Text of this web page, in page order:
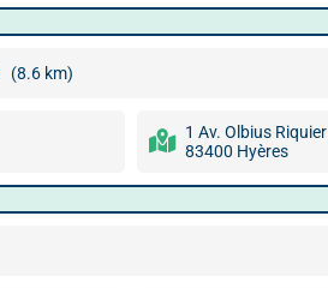
(8.6 km)
1 Av. Olbius Riquier
83400 Hyères